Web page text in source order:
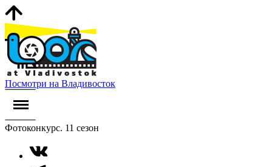
Посмотри на Владивосток
Фотоконкурс. 11 сезон